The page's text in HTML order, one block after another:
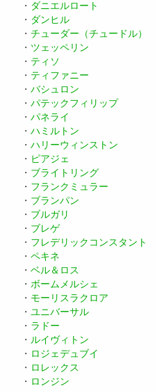
・ ダニエルロート
・ ダンヒル
・ チューダー（チュードル）
・ ツェッペリン
・ ティソ
・ ティファニー
・ バシュロン
・ パテックフィリップ
・ パネライ
・ ハミルトン
・ ハリーウィンストン
・ ピアジェ
・ ブライトリング
・ フランクミュラー
・ ブランパン
・ ブルガリ
・ ブレゲ
・ フレデリックコンスタント
・ ペキネ
・ ベル＆ロス
・ ボームメルシェ
・ モーリスラクロア
・ ユニバーサル
・ ラドー
・ ルイヴィトン
・ ロジェデュブイ
・ ロレックス
・ ロンジン